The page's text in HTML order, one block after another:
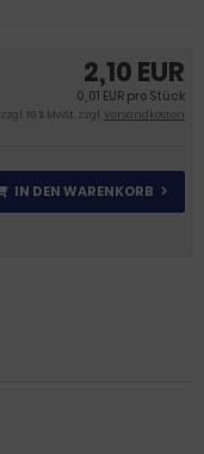
2,10 EUR
0,01 EUR pro Stück
zzgl. 19 % MwSt. zzgl.Versandkosten
IN DEN WARENKORB